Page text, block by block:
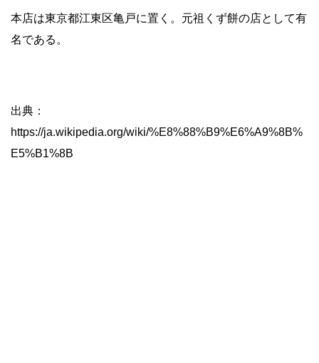
本店は東京都江東区亀戸に置く。元祖くず餅の店として有
名である。
出典：
https://ja.wikipedia.org/wiki/%E8%88%B9%E6%A9%8B%
E5%B1%8B